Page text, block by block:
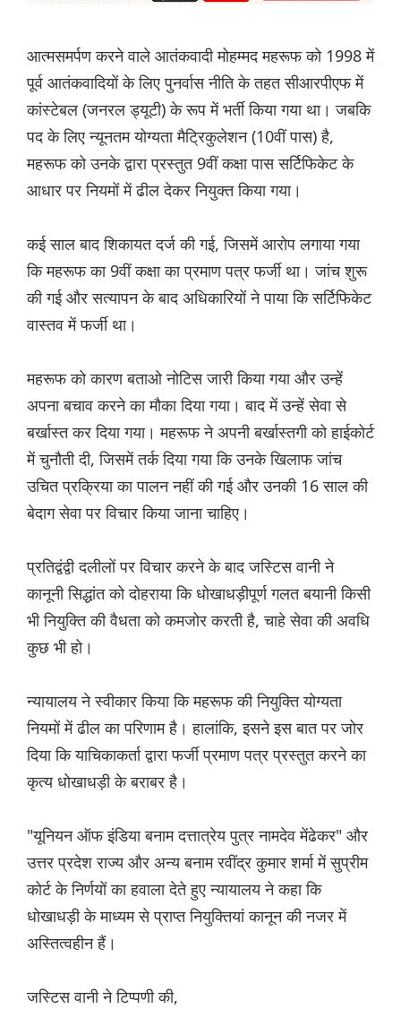
आत्मसमर्पण करने वाले आतंकवादी मोहम्मद महरूफ को 1998 में
पूर्व आतंकवादियों के लिए पुनर्वास नीति के तहत सीआरपीएफ में
कांस्टेबल (जनरल ड्यूटी) के रूप में भर्ती किया गया था। जबकि
पद के लिए न्यूनतम योग्यता मैट्रिकुलेशन (10वीं पास) है,
महरूफ को उनके द्वारा प्रस्तुत 9वीं कक्षा पास सर्टिफिकेट के
आधार पर नियमों में ढील देकर नियुक्त किया गया।
कई साल बाद शिकायत दर्ज की गई, जिसमें आरोप लगाया गया
कि महरूफ का 9वीं कक्षा का प्रमाण पत्र फर्जी था। जांच शुरू
की गई और सत्यापन के बाद अधिकारियों ने पाया कि सर्टिफिकेट
वास्तव में फर्जी था।
महरूफ को कारण बताओ नोटिस जारी किया गया और उन्हें
अपना बचाव करने का मौका दिया गया। बाद में उन्हें सेवा से
बर्खास्त कर दिया गया। महरूफ ने अपनी बर्खास्तगी को हाईकोर्ट
में चुनौती दी, जिसमें तर्क दिया गया कि उनके खिलाफ जांच
उचित प्रक्रिया का पालन नहीं की गई और उनकी 16 साल की
बेदाग सेवा पर विचार किया जाना चाहिए।
प्रतिद्वंद्वी दलीलों पर विचार करने के बाद जस्टिस वानी ने
कानूनी सिद्धांत को दोहराया कि धोखाधड़ीपूर्ण गलत बयानी किसी
भी नियुक्ति की वैधता को कमजोर करती है, चाहे सेवा की अवधि
कुछ भी हो।
न्यायालय ने स्वीकार किया कि महरूफ की नियुक्ति योग्यता
नियमों में ढील का परिणाम है। हालांकि, इसने इस बात पर जोर
दिया कि याचिकाकर्ता द्वारा फर्जी प्रमाण पत्र प्रस्तुत करने का
कृत्य धोखाधड़ी के बराबर है।
"यूनियन ऑफ इंडिया बनाम दत्तात्रेय पुत्र नामदेव मेंढेकर" और
उत्तर प्रदेश राज्य और अन्य बनाम रवींद्र कुमार शर्मा में सुप्रीम
कोर्ट के निर्णयों का हवाला देते हुए न्यायालय ने कहा कि
धोखाधड़ी के माध्यम से प्राप्त नियुक्तियां कानून की नजर में
अस्तित्वहीन हैं।
जस्टिस वानी ने टिप्पणी की,